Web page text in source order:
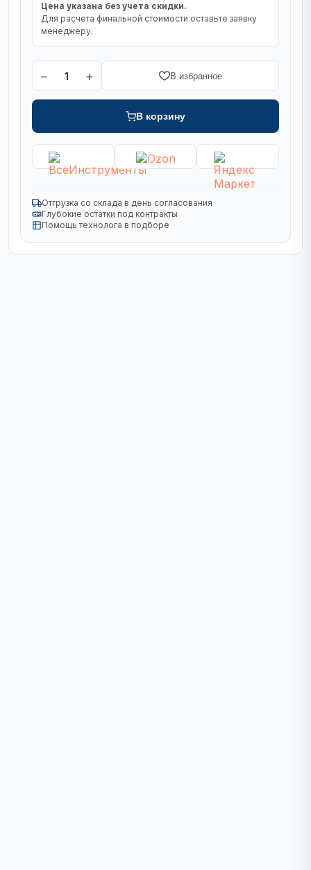
Цена указана без учета скидки.
Для расчета финальной стоимости оставьте заявку
менеджеру.
− 1 + В избранное
В корзину
Отгрузка со склада в день согласования
Глубокие остатки под контракты
Помощь технолога в подборе